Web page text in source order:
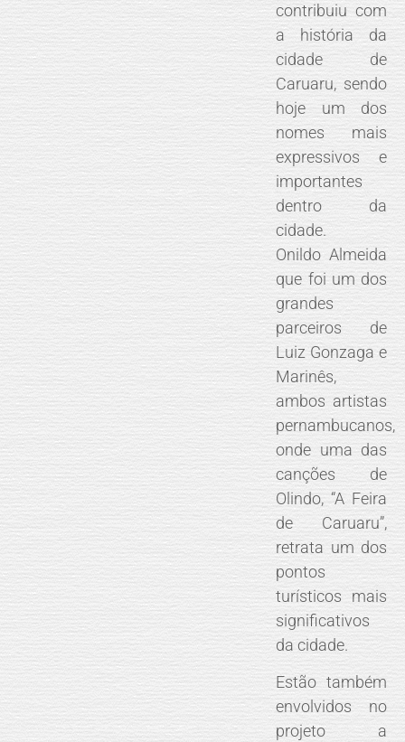
contribuiu com
a história da
cidade de
Caruaru, sendo
hoje um dos
nomes mais
expressivos e
importantes
dentro da
cidade.
Onildo Almeida
que foi um dos
grandes
parceiros de
Luiz Gonzaga e
Marinês,
ambos artistas
pernambucanos,
onde uma das
canções de
Olindo, “A Feira
de Caruaru”,
retrata um dos
pontos
turísticos mais
significativos
da cidade.
Estão também
envolvidos no
projeto a